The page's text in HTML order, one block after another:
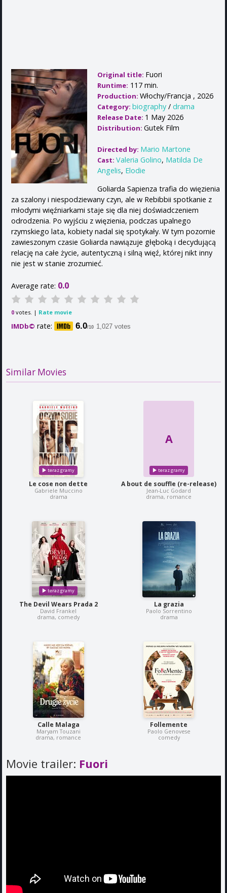
Original title: Fuori
Runtime: 117 min.
Production: Włochy/Francja , 2026
Category: biography / drama
Release Date: 1 May 2026
Distribution: Gutek Film
Directed by: Mario Martone
Cast: Valeria Golino, Matilda De
Angelis, Elodie
Goliarda Sapienza trafia do więzienia
za szalony i niespodziewany czyn, ale w Rebibbii spotkanie z
młodymi więźniarkami staje się dla niej doświadczeniem
odrodzenia. Po wyjściu z więzienia, podczas upalnego
rzymskiego lata, kobiety nadal się spotykały. W tym pozornie
zawieszonym czasie Goliarda nawiązuje głęboką i decydującą
relację na całe życie, autentyczną i silną więź, której nikt inny
nie jest w stanie zrozumieć.
Average rate: 0.0
0 votes. | Rate movie
IMDb© rate: 6.0/10 1,027 votes
Similar Movies
Le cose non dette
Gabriele Muccino
drama
A
A bout de souffle (re-release)
Jean-Luc Godard
drama, romance
The Devil Wears Prada 2
David Frankel
drama, comedy
La grazia
Paolo Sorrentino
drama
Calle Malaga
Maryam Touzani
drama, romance
Follemente
Paolo Genovese
comedy
Movie trailer: Fuori